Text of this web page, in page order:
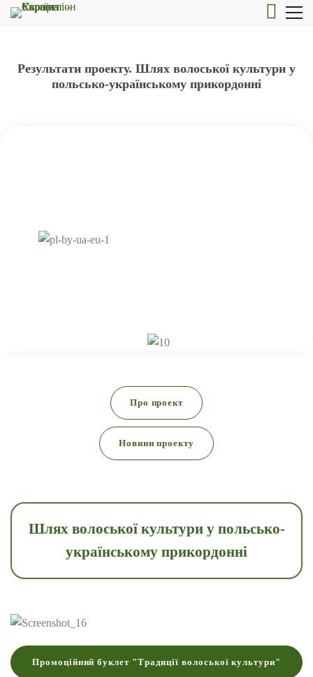
Результати проекту. Шлях волоської культури у
польсько-українському прикордонні
Про проект
Новини проекту
Шлях волоської культури у польсько-
українському прикордонні
Промоційний буклет "Традиції волоської культури"